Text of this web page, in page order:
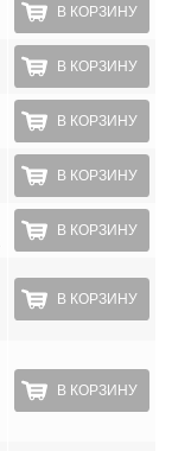
В КОРЗИНУ
В КОРЗИНУ
В КОРЗИНУ
В КОРЗИНУ
В КОРЗИНУ
В КОРЗИНУ
В КОРЗИНУ